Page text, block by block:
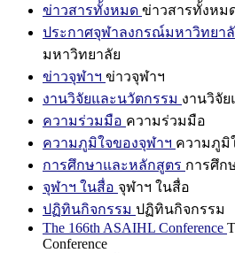
ข่าวสารทั้งหมด ข่าวสารทั้งหม
ประกาศจุฬาลงกรณ์มหาวิทยา
มหาวิทยาลัย
ข่าวจุฬาฯ ข่าวจุฬาฯ
งานวิจัยและนวัตกรรม งานวิจั
ความร่วมมือ ความร่วมมือ
ความภูมิใจของจุฬาฯ ความภูมิ
การศึกษาและหลักสูตร การศึก
จุฬาฯ ในสื่อ จุฬาฯ ในสื่อ
ปฏิทินกิจกรรม ปฏิทินกิจกรรม
The 166th ASAIHL Conference
Conference